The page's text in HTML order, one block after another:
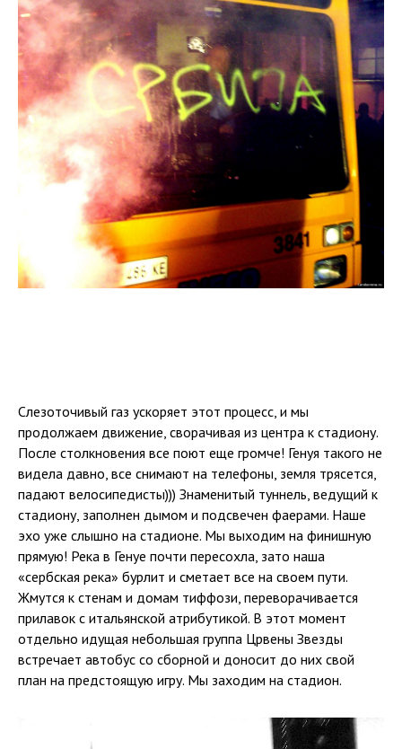
Cлезоточивый газ ускоряет этот процесс, и мы
продолжаем движение, сворачивая из центра к стадиону.
После столкновения все поют еще громче! Генуя такого не
видела давно, все снимают на телефоны, земля трясется,
падают велосипедисты))) Знаменитый туннель, ведущий к
стадиону, заполнен дымом и подсвечен фаерами. Наше
эхо уже слышно на стадионе. Мы выходим на финишную
прямую! Река в Генуе почти пересохла, зато наша
«сербская река» бурлит и сметает все на своем пути.
Жмутся к стенам и домам тиффози, переворачивается
прилавок с итальянской атрибутикой. В этот момент
отдельно идущая небольшая группа Црвены Звезды
встречает автобус со сборной и доносит до них свой
план на предстоящую игру. Мы заходим на стадион.